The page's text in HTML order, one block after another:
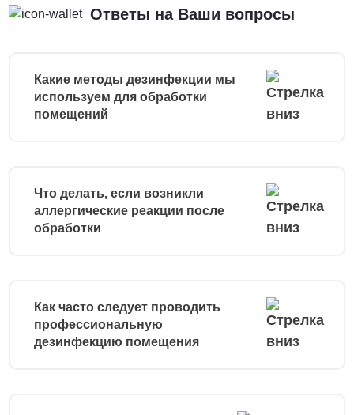
Ответы на Ваши вопросы
Какие методы дезинфекции мы
используем для обработки
помещений
Что делать, если возникли
аллергические реакции после
обработки
Как часто следует проводить
профессиональную
дезинфекцию помещения